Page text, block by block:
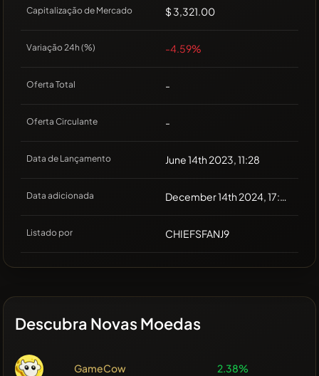
Capitalização de Mercado $ 3,321.00
Variação 24h (%) -4.59%
Oferta Total -
Oferta Circulante -
Data de Lançamento June 14th 2023, 11:28
Data adicionada December 14th 2024, 17:30
Listado por CHIEFSFANJ9
Descubra Novas Moedas
GameCow 2.38%